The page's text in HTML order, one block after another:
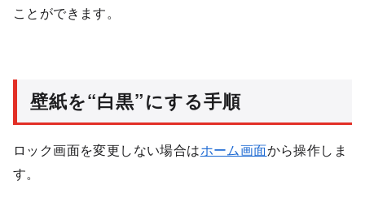
ことができます。
壁紙を“白黒”にする手順
ロック画面を変更しない場合はホーム画面から操作しま
す。